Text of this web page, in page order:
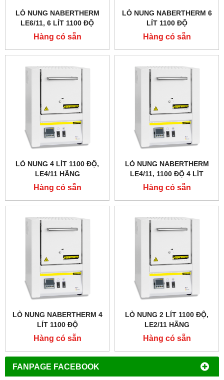
FANPAGE FACEBOOK
LÒ NUNG NABERTHERM
LE6/11, 6 LÍT 1100 ĐỘ
Hàng có sẵn
LÒ NUNG NABERTHERM 6
LÍT 1100 ĐỘ
Hàng có sẵn
LÒ NUNG 4 LÍT 1100 ĐỘ,
LE4/11 HÃNG
NABERTHERM - ĐỨC
Hàng có sẵn
LÒ NUNG NABERTHERM
LE4/11, 1100 ĐỘ 4 LÍT
Hàng có sẵn
LÒ NUNG NABERTHERM 4
LÍT 1100 ĐỘ
Hàng có sẵn
LÒ NUNG 2 LÍT 1100 ĐỘ,
LE2/11 HÃNG
NABERTHERM - ĐỨC
Hàng có sẵn